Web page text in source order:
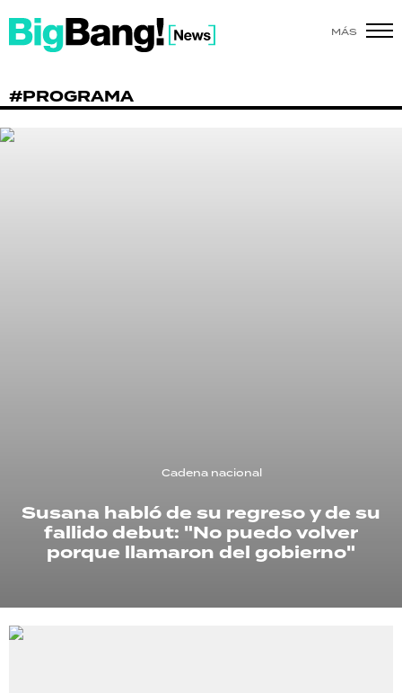
MÁS
#PROGRAMA
Cadena nacional
Susana habló de su regreso y de su
fallido debut: "No puedo volver
porque llamaron del gobierno"
SHOW
POLÍTICA
RECETAS
PALABRAS